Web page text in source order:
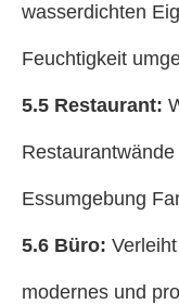
wasserdichten
Feuchtigkeit
5.5 Restaurant:
Essumgebung
5.6 Büro:
modernes und